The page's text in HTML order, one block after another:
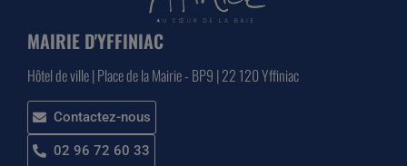
MAIRIE D'YFFINIAC
Hôtel de ville | Place de la Mairie - BP9 | 22 120 Yffiniac
Contactez-nous
02 96 72 60 33